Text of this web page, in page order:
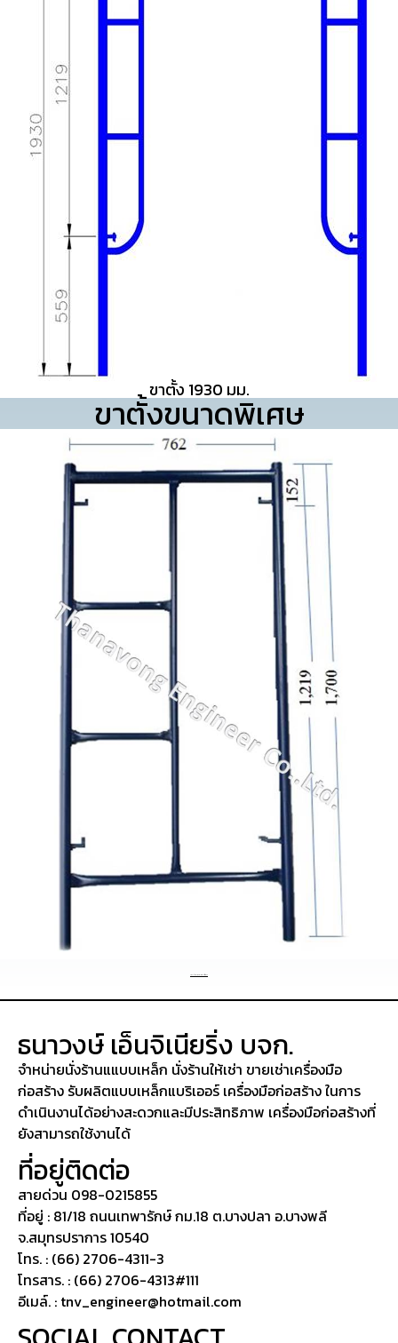
ขาตั้ง 1930 มม.
ขาตั้งขนาดพิเศษ
ธนาวงษ์ เอ็นจิเนียริ่ง บจก.
จำหน่ายนั่งร้านแแบบเหล็ก นั่งร้านให้เช่า ขายเช่าเครื่องมือ
ก่อสร้าง รับผลิตแบบเหล็กแบริเออร์ เครื่องมือก่อสร้าง ในการ
ดำเนินงานได้อย่างสะดวกและมีประสิทธิภาพ เครื่องมือก่อสร้างที่
ยังสามารถใช้งานได้
ที่อยู่ติดต่อ
สายด่วน 098-0215855
ที่อยู่ : 81/18 ถนนเทพารักษ์ กม.18 ต.บางปลา อ.บางพลี
จ.สมุทรปราการ 10540
โทร. : (66) 2706-4311-3
โทรสาร. : (66) 2706-4313#111
อีเมล์. : tnv_engineer@hotmail.com